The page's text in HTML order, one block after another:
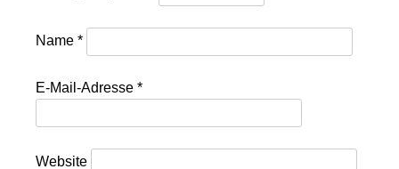
Name*
E-Mail-Adresse*
Website